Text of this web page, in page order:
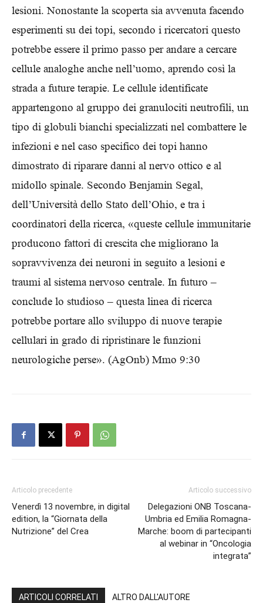
lesioni. Nonostante la scoperta sia avvenuta facendo
esperimenti su dei topi, secondo i ricercatori questo
potrebbe essere il primo passo per andare a cercare
cellule analoghe anche nell’uomo, aprendo così la
strada a future terapie. Le cellule identificate
appartengono al gruppo dei granulociti neutrofili, un
tipo di globuli bianchi specializzati nel combattere le
infezioni e nel caso specifico dei topi hanno
dimostrato di riparare danni al nervo ottico e al
midollo spinale. Secondo Benjamin Segal,
dell’Università dello Stato dell’Ohio, e tra i
coordinatori della ricerca, «queste cellule immunitarie
producono fattori di crescita che migliorano la
sopravvivenza dei neuroni in seguito a lesioni e
traumi al sistema nervoso centrale. In futuro –
conclude lo studioso – questa linea di ricerca
potrebbe portare allo sviluppo di nuove terapie
cellulari in grado di ripristinare le funzioni
neurologiche perse». (AgOnb) Mmo 9:30
Articolo precedente
Venerdì 13 novembre, in digital
edition, la “Giornata della
Nutrizione” del Crea
Articolo successivo
Delegazioni ONB Toscana-
Umbria ed Emilia Romagna-
Marche: boom di partecipanti
al webinar in “Oncologia
integrata”
ARTICOLI CORRELATI ALTRO DALL'AUTORE